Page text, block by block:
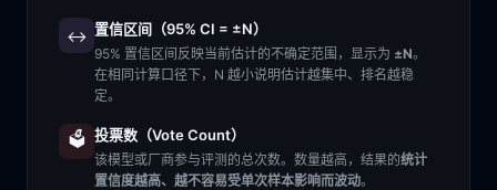
↔️ 置信区间（95% CI = ±N）
95% 置信区间反映当前估计的不确定范围，显示为 ±N。
在相同计算口径下，N 越小说明估计越集中、排名越稳
定。
🗳️ 投票数（Vote Count）
该模型或厂商参与评测的总次数。数量越高，结果的统计
置信度越高、越不容易受单次样本影响而波动。